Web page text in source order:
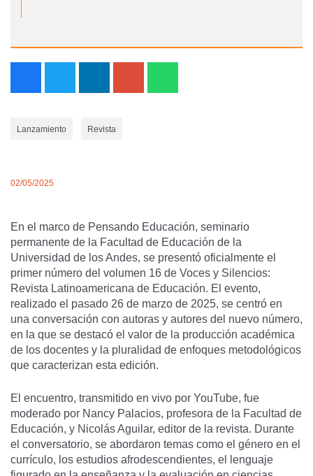
Lanzamiento Revista
02/05/2025
En el marco de Pensando Educación, seminario
permanente de la Facultad de Educación de la
Universidad de los Andes, se presentó oficialmente el
primer número del volumen 16 de Voces y Silencios:
Revista Latinoamericana de Educación. El evento,
realizado el pasado 26 de marzo de 2025, se centró en
una conversación con autoras y autores del nuevo número,
en la que se destacó el valor de la producción académica
de los docentes y la pluralidad de enfoques metodológicos
que caracterizan esta edición.
El encuentro, transmitido en vivo por YouTube, fue
moderado por Nancy Palacios, profesora de la Facultad de
Educación, y Nicolás Aguilar, editor de la revista. Durante
el conversatorio, se abordaron temas como el género en el
currículo, los estudios afrodescendientes, el lenguaje